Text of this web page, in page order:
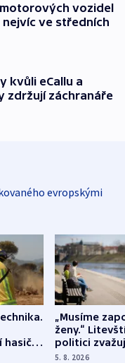
vozidel
ve středních
kvůli eCallu a
zdržují záchranáře
evropskými
hasiči z
„Musíme
ženy.“
politici
dohodu o
5. 8. 2026